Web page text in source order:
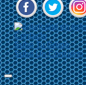
Contacto
Sube Tu Grupo
Sube Un Concierto